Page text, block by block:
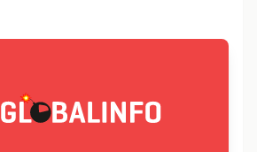
GLOBALINFO.nl